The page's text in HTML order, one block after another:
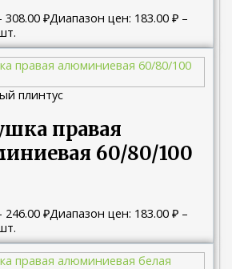
308.00₽Диапазон цен: 183.00 ₽ –
плинтус
правая
60/80/100
246.00₽Диапазон цен: 183.00 ₽ –